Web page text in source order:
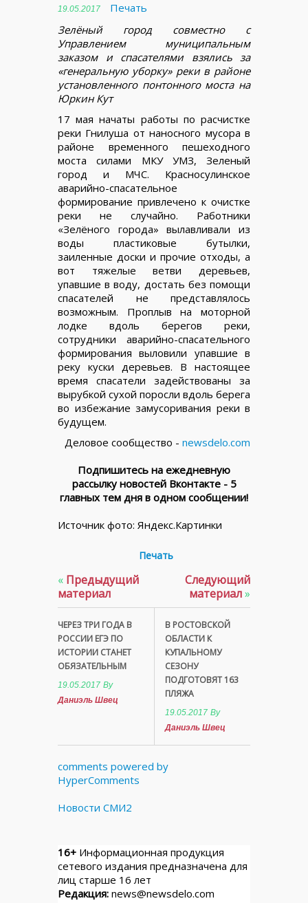
19.05.2017
Печать
Зелёный город совместно с
Управлением муниципальным
заказом и спасателями взялись за
«генеральную уборку» реки в районе
установленного понтонного моста на
Юркин Кут
17 мая начаты работы по расчистке
реки Гнилуша от наносного мусора в
районе временного пешеходного
моста силами МКУ УМЗ, Зеленый
город и МЧС. Красносулинское
аварийно-спасательное
формирование привлечено к очистке
реки не случайно. Работники
«Зелёного города» вылавливали из
воды пластиковые бутылки,
заиленные доски и прочие отходы, а
вот тяжелые ветви деревьев,
упавшие в воду, достать без помощи
спасателей не представлялось
возможным. Проплыв на моторной
лодке вдоль берегов реки,
сотрудники аварийно-спасательного
формирования выловили упавшие в
реку куски деревьев. В настоящее
время спасатели задействованы за
вырубкой сухой поросли вдоль берега
во избежание замусоривания реки в
будущем.
Деловое сообщество - newsdelo.com
Подпишитесь на ежедневную
рассылку новостей Вконтакте - 5
главных тем дня в одном сообщении!
Источник фото: Яндекс.Картинки
Печать
« Предыдущий
материал
ЧЕРЕЗ ТРИ ГОДА В
РОССИИ ЕГЭ ПО
ИСТОРИИ СТАНЕТ
ОБЯЗАТЕЛЬНЫМ
19.05.2017 By
Даниэль Швец
Следующий
материал»
В РОСТОВСКОЙ
ОБЛАСТИ К
КУПАЛЬНОМУ
СЕЗОНУ
ПОДГОТОВЯТ 163
ПЛЯЖА
19.05.2017 By
Даниэль Швец
comments powered by
HyperComments
Новости СМИ2
16+ Информационная продукция
сетевого издания предназначена для
лиц старше 16 лет
Редакция: news@newsdelo.com